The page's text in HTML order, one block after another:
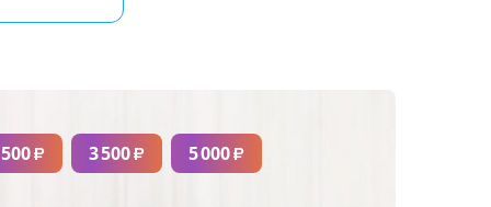
₽ 3 500₽ 5 000₽